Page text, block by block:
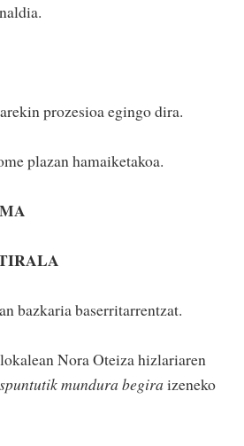
prozesioa egingo dira.
plazan hamaiketakoa.
bazkaria baserritarrentzat.
Nora Oteiza hizlariaren
mundura begira izeneko